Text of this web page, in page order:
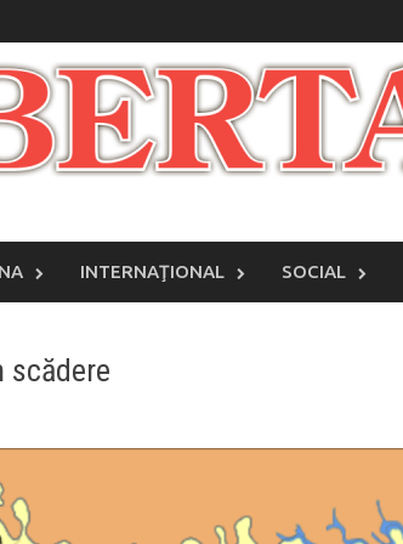
INTERNAŢIONAL SOCIAL
scădere